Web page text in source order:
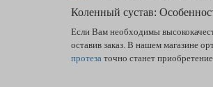
Коленный сустав:
Если Вам необходимы
оставив заказ. В нашем магазине
протеза точно станет